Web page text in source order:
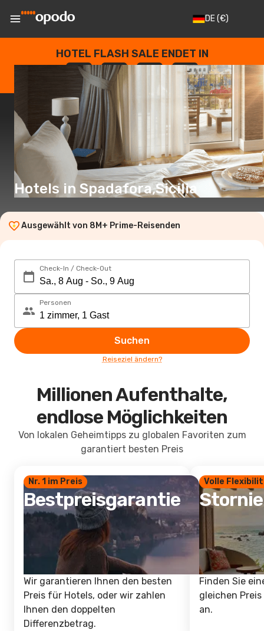
DE(€)
HOTEL FLASH SALE ENDET IN
--
TAGE
: --
STUNDEN
: --
SEKUNDEN
Hotels in Spadafora,Sicilia
Ausgewählt von 8M+ Prime-Reisenden
Check-In / Check-Out
Personen
Suchen
Reiseziel ändern?
Millionen Aufenthalte,
endlose Möglichkeiten
Von lokalen Geheimtipps zu globalen Favoriten zum
garantiert besten Preis
Nr. 1 im Preis
Bestpreisgarantie
Wir garantieren Ihnen den besten
Preis für Hotels, oder wir zahlen
Ihnen den doppelten
Differenzbetrag.
Volle
Finden Sie
gleichen
an.